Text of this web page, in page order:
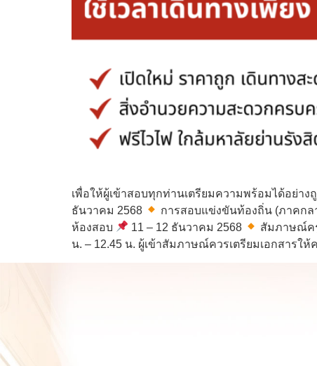
เพื่อให้ผู้เข้าสอบทุกท่านเตรียมความพร้อมได้อย่า
ธันวาคม 2568
การสอบแข่งขันท้องถิ่น (ภาคกล
ห้องสอบ
11 – 12 ธันวาคม 2568
สัมภาษณ์ครู
น. – 12.45 น. ผู้เข้าสัมภาษณ์ควรเตรียมเอกสารใ